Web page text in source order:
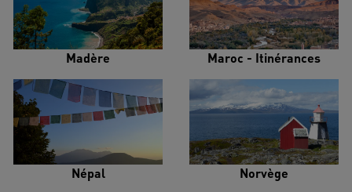
Madère Maroc - Itinérances
Népal Norvège